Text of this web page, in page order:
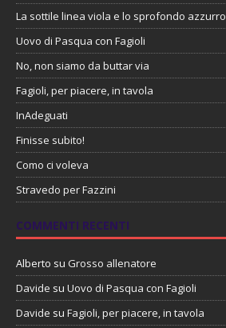
La sottile linea viola e lo sprofondo azzurro
Uovo di Pasqua con Fagioli
No, non siamo da buttar via
Fagioli, per piacere, in tavola
InAdeguati
Finisse subito!
Como ci voleva
Stravedo per Fazzini
COMMENTI RECENTI
Alberto su Grosso allenatore
Davide su Uovo di Pasqua con Fagioli
Davide su Fagioli, per piacere, in tavola